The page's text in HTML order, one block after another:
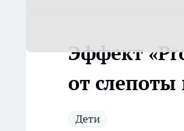
Эффект
от
Дети